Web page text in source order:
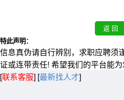
特此声明：
信息真伪请自行辨别，求职应聘须
证或连带责任! 希望我们的平台能为
[联系客服] [最新找人才]